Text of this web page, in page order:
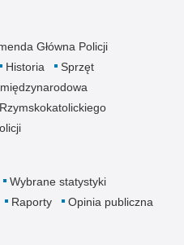
Główna Policji
Historia
Sprzęt
Wybrane statystyki
Raporty Opinia publiczna